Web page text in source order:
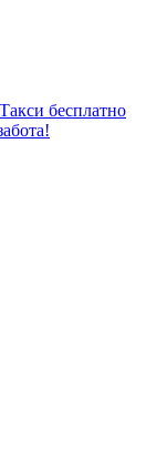
Такси бесплатно